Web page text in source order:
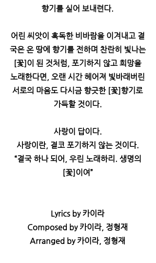
향기를 실어 보내련다.
어린 씨앗이 혹독한 비바람을 이겨내고 결
국은 온 땅에 향기를 전하며 찬란히 빛나는
[꽃]이 된 것처럼, 포기하지 않고 희망을
노래한다면, 오랜 시간 헤어져 빛바래버린
서로의 마음도 다시금 향긋한 [꽃]향기로
가득할 것이다.
사랑이 답이다.
사랑이란, 결코 포기하지 않는 것이다.
“결국 하나 되어, 우린 노래하리. 생명의
[꽃]이여”
Lyrics by 카이라
Composed by 카이라, 정형재
Arranged by 카이라, 정형재